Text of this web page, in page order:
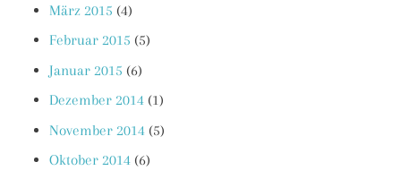
März 2015 (4)
Februar 2015 (5)
Januar 2015 (6)
Dezember 2014 (1)
November 2014 (5)
Oktober 2014 (6)